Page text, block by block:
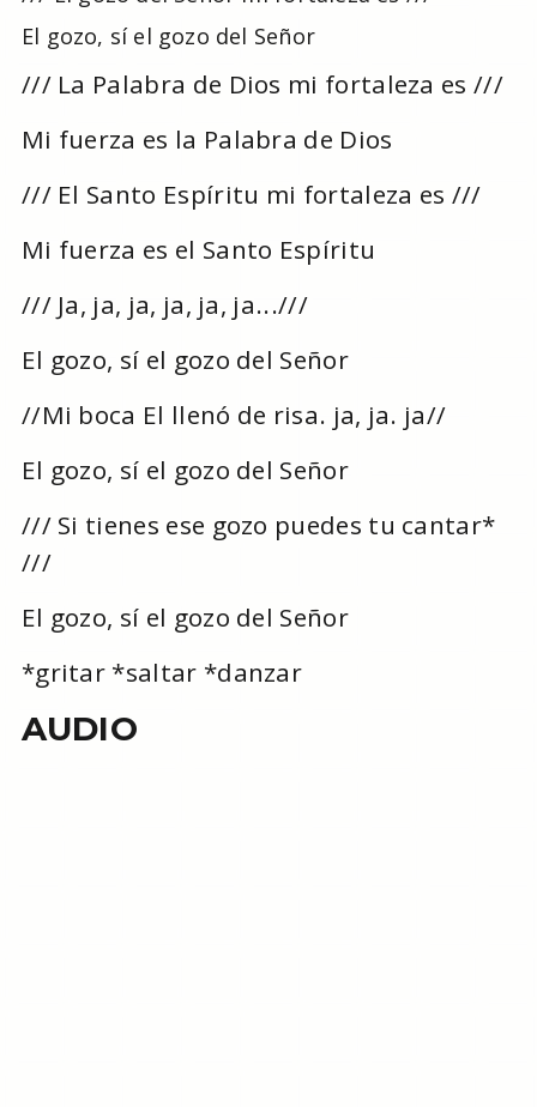
El gozo, sí el gozo del Señor
/// La Palabra de Dios mi fortaleza es ///
Mi fuerza es la Palabra de Dios
/// El Santo Espíritu mi fortaleza es ///
Mi fuerza es el Santo Espíritu
/// Ja, ja, ja, ja, ja, ja...///
El gozo, sí el gozo del Señor
//Mi boca El llenó de risa. ja, ja. ja//
El gozo, sí el gozo del Señor
/// Si tienes ese gozo puedes tu cantar*
///
El gozo, sí el gozo del Señor
*gritar *saltar *danzar
AUDIO